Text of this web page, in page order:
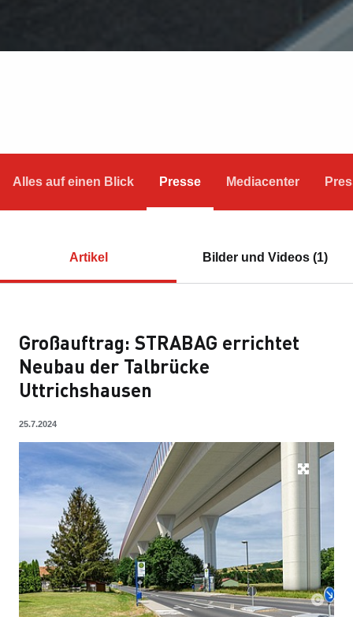
Alles auf einen Blick Presse Mediacenter
Artikel Bilder und Videos (1)
Großauftrag: STRABAG errichtet
Neubau der Talbrücke
Uttrichshausen
25.7.2024